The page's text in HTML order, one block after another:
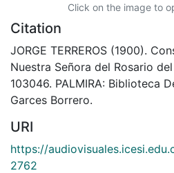
Click on the image to
Citation
JORGE TERREROS (1900).
Nuestra Señora del Rosario
103046. PALMIRA: Biblioteca
Garces Borrero.
URI
https://
2762